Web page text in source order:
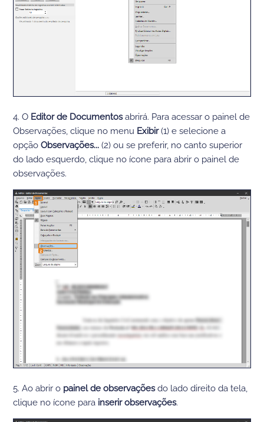
4. O Editor de Documentosabrirá. Para acessar o painel de
Observações, clique no menu Exibir(1) e selecione a
opçãoObservações... (2) ou se preferir, no canto superior
do lado esquerdo, clique no ícone para abrir o painel de
observações.
5. Ao abrir o painel de observaçõesdo lado direito da tela,
clique no ícone para inserir observações.